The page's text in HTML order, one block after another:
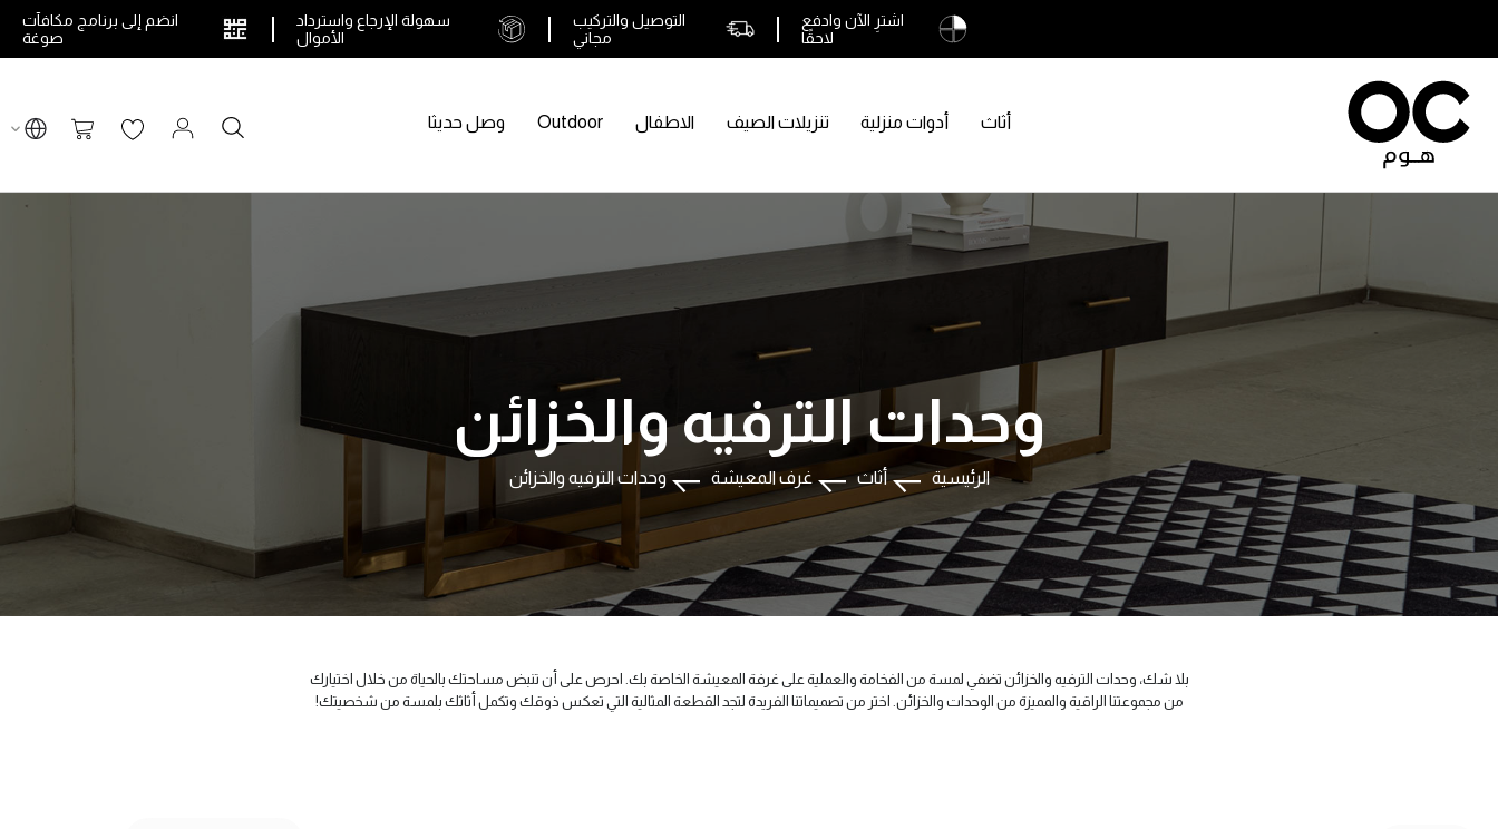
اشترِ الآن وادفع
لاحقًا
التوصيل والتركيب
مجاني
سهولة الإرجاع واسترداد
الأموال
انضم إلى برنامج مكافآت
صوغة
سلة التسوق بحث أثاث أدوات منزلية تنزيلات الصيف الاطفال Outdoor وصل حديثا
الرئيسية أثاث غرف المعيشة وحدات الترفيه والخزائن
وحدات الترفيه والخزائن
بلا شك، وحدات الترفيه والخزائن تضفي لمسة من الفخامة والعملية على غرفة المعيشة الخاصة بك. احرص على أن تنبض مساحتك بالحياة من خلال اختيارك
من مجموعتنا الراقية والمميزة من الوحدات والخزائن. اختر من تصميماتنا الفريدة لتجد القطعة المثالية التي تعكس ذوقك وتكمل أثاثك بلمسة من شخصيتك!